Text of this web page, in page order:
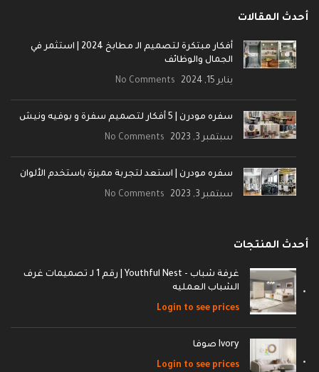
أحدث المقالات
أفكار مبتكرة لتصميم الـ مطابخ 2024 | استثمر في
الجمال والوظائف
يناير 15, 2024 No Comments
سفره مودرن | 5 أفكار لتصميم سفرة و بوفيه ونيش
سبتمبر 3, 2023 No Comments
سفره مودرن | استعد لتجربة مميزة باستخدم الألوان
سبتمبر 3, 2023 No Comments
أحدث المنتجات
غرفة شباب - Youthful Nest | رقم 1 لـ تصميمات غرف
الشباب العمليه
Login to see prices
Ivory صوفا
Login to see prices